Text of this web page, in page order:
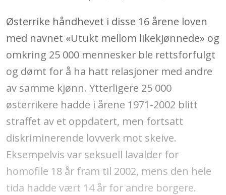
Østerrike håndhevet i disse 16 årene loven
med navnet «Utukt mellom likekjønnede» og
omkring 25 000 mennesker ble rettsforfulgt
og dømt for å ha hatt relasjoner med andre
av samme kjønn. Ytterligere 25 000
østerrikere hadde i årene 1971-2002 blitt
straffet av et oppdatert, men fortsatt
diskriminerende lovverk mot skeive.
Eksempelvis var seksuell lavalder for
homofile 18 år fram til 2002, mens den hele
tida hadde vært 14 år for andre borgere.